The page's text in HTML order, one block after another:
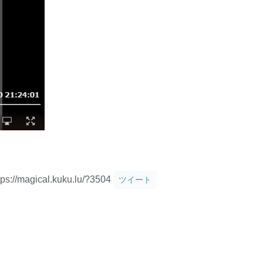
magical.kuku.lu/?3504 ツイート